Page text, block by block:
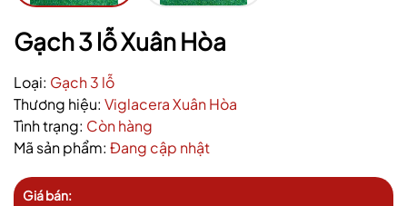
Gạch 3 lỗ Xuân Hòa
Loại: Gạch 3 lỗ
Thương hiệu: Viglacera Xuân Hòa
Tình trạng: Còn hàng
Mã sản phẩm: Đang cập nhật
Giá bán: